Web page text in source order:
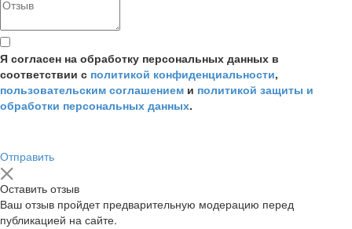
Я согласен на обработку персональных данных в
соответствии с политикой конфиденциальности,
пользовательским соглашением и политикой защиты и
обработки персональных данных.
Отправить
Оставить отзыв
Ваш отзыв пройдет предварительную модерацию перед
публикацией на сайте.